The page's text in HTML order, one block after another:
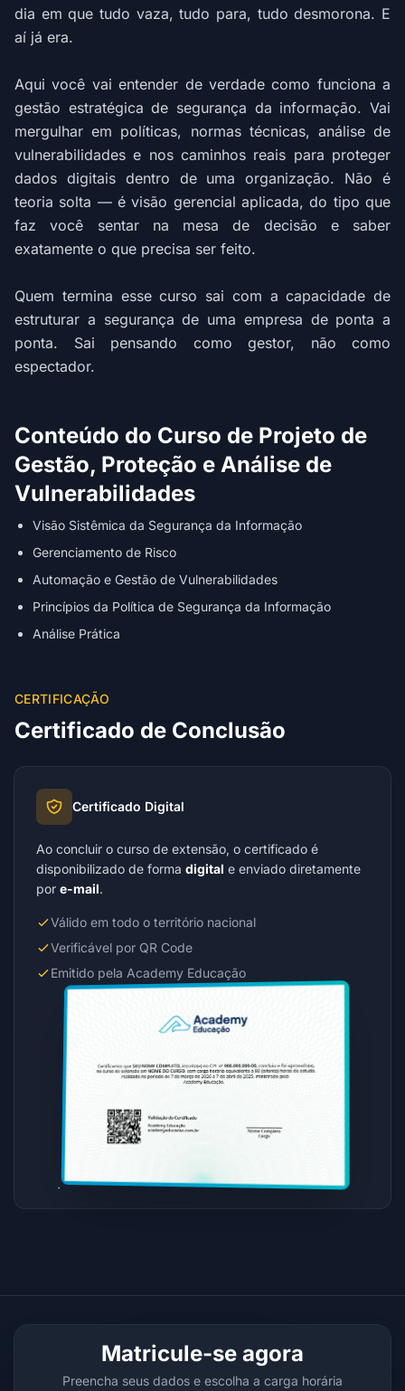
dia em que tudo vaza, tudo para, tudo desmorona. E
aí já era.
Aqui você vai entender de verdade como funciona a
gestão estratégica de segurança da informação. Vai
mergulhar em políticas, normas técnicas, análise de
vulnerabilidades e nos caminhos reais para proteger
dados digitais dentro de uma organização. Não é
teoria solta — é visão gerencial aplicada, do tipo que
faz você sentar na mesa de decisão e saber
exatamente o que precisa ser feito.
Quem termina esse curso sai com a capacidade de
estruturar a segurança de uma empresa de ponta a
ponta. Sai pensando como gestor, não como
espectador.
Conteúdo do Curso de Projeto de
Gestão, Proteção e Análise de
Vulnerabilidades
Visão Sistêmica da Segurança da Informação
Gerenciamento de Risco
Automação e Gestão de Vulnerabilidades
Princípios da Política de Segurança da Informação
Análise Prática
CERTIFICAÇÃO
Certificado de Conclusão
Certificado Digital
Ao concluir o curso de extensão, o certificado é
disponibilizado de forma digital e enviado diretamente
por e-mail.
Válido em todo o território nacional
Verificável por QR Code
Emitido pela Academy Educação
Matricule-se agora
Preencha seus dados e escolha a carga horária